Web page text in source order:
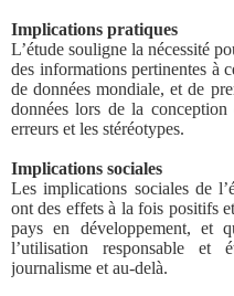
Implications pratiques
L’étude souligne la nécessité
des informations pertinentes à
de données mondiale, et de
données lors de la
erreurs et les stéréotypes.
Implications sociales
Les implications sociales de
ont des effets à la fois positifs
pays en développement, et
l’utilisation responsable
journalisme et au-delà.